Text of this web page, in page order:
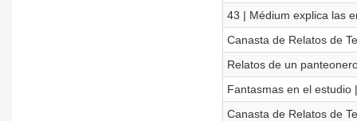
43 | Médium explica las
Canasta de Relatos de
Relatos de un
Fantasmas en el estudio
Canasta de Relatos de